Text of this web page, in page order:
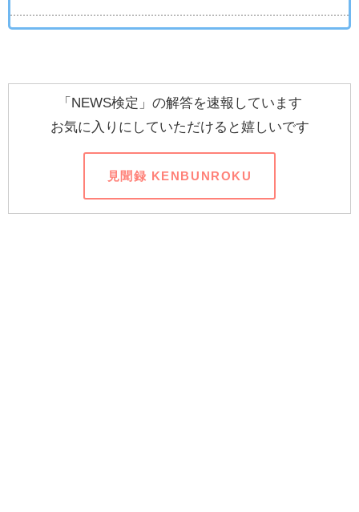
「NEWS検定」の解答を速報しています
お気に入りにしていただけると嬉しいです
見聞録 KENBUNROKU